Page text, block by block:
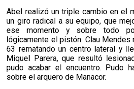
Abel realizó un triple cambio en el
un giro radical a su equipo, que
ese momento y sobre todo
lógicamente el pistón. Clau
63 rematando un centro lateral y
Miquel Parera, que resultó
pudo acabar el encuentro. Pudo
sobre el arquero de Manacor.